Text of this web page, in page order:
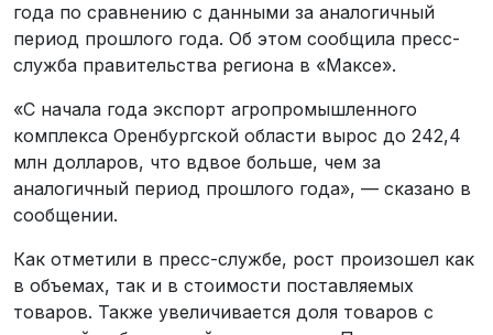
года по сравнению с данными за аналогичный
период прошлого года. Об этом сообщила пресс-
служба правительства региона в «Максе».
«С начала года экспорт агропромышленного
комплекса Оренбургской области вырос до 242,4
млн долларов, что вдвое больше, чем за
аналогичный период прошлого года», — сказано в
сообщении.
Как отметили в пресс-службе, рост произошел как
в объемах, так и в стоимости поставляемых
товаров. Также увеличивается доля товаров с